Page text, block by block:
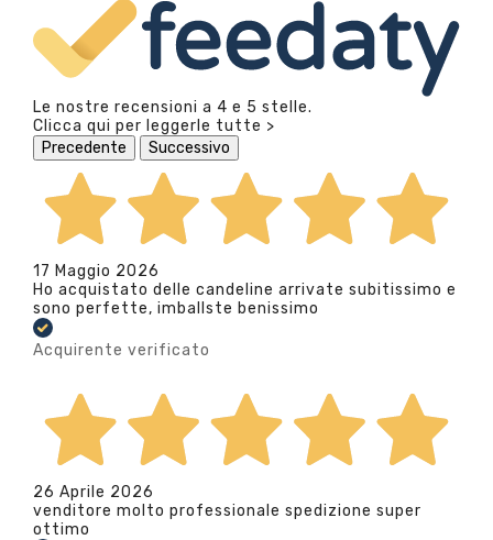
Le nostre recensioni a 4 e 5 stelle.
Clicca qui per leggerle tutte >
Precedente
Successivo
17 Maggio 2026
Ho acquistato delle candeline arrivate subitissimo e
sono perfette, imballste benissimo
Acquirente verificato
26 Aprile 2026
venditore molto professionale spedizione super
ottimo